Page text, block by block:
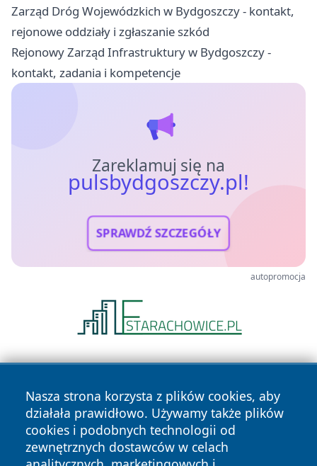
Zarząd Dróg Wojewódzkich w Bydgoszczy - kontakt,
rejonowe oddziały i zgłaszanie szkód
Rejonowy Zarząd Infrastruktury w Bydgoszczy -
kontakt, zadania i kompetencje
Zareklamuj się na
pulsbydgoszczy.pl!
SPRAWDŹ SZCZEGÓŁY
autopromocja
Nasza strona korzysta z plików cookies, aby
działała prawidłowo. Używamy także plików
cookies i podobnych technologii od
zewnętrznych dostawców w celach
Copyright © 2026 pulsbydgoszczy.pl Wszystkie prawa